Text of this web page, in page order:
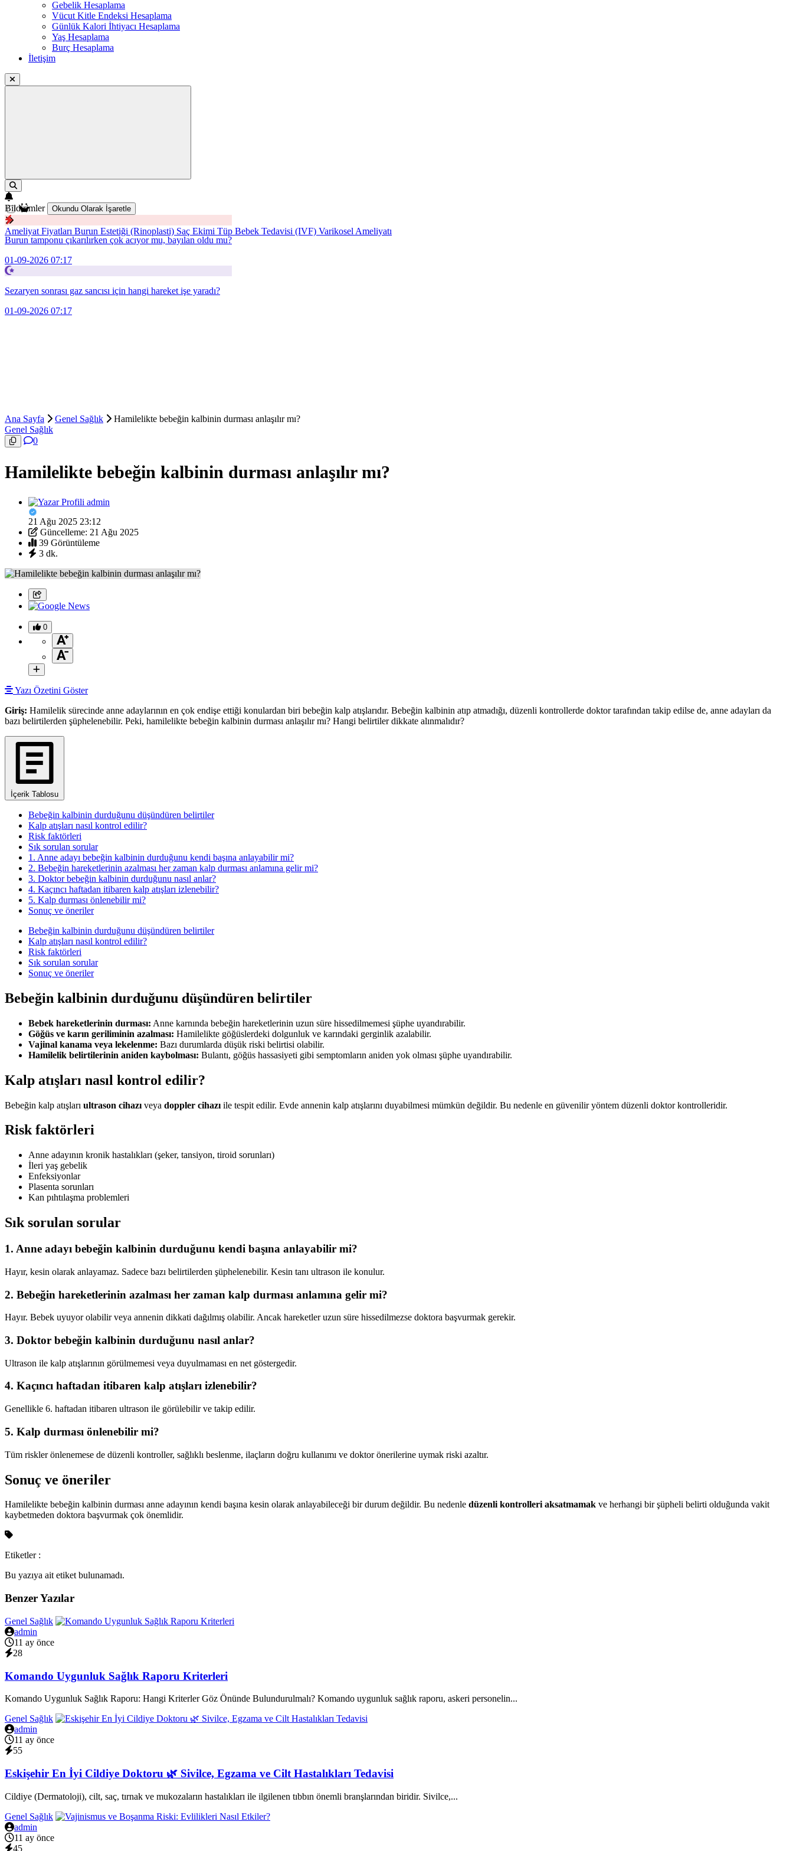
Gebelik Hesaplama
Vücut Kitle Endeksi Hesaplama
Günlük Kalori İhtiyacı Hesaplama
Yaş Hesaplama
Burç Hesaplama
İletişim
Bildirimler Okundu Olarak İşaretle
Burun tamponu çıkarılırken çok acıyor mu, bayılan oldu mu?
01-09-2026 07:17
Sezaryen sonrası gaz sancısı için hangi hareket işe yaradı?
01-09-2026 07:17
Ameliyat Fiyatları Burun Estetiği (Rinoplasti) Saç Ekimi Tüp Bebek Tedavisi (IVF) Varikosel Ameliyatı
Ana Sayfa Genel Sağlık
Hamilelikte bebeğin kalbinin durması anlaşılır mı?
Genel Sağlık
0
Hamilelikte bebeğin kalbinin durması anlaşılır mı?
admin
21 Ağu 2025 23:12
Güncelleme: 21 Ağu 2025
39 Görüntüleme
3 dk.
0
Yazı Özetini Göster
Giriş: Hamilelik sürecinde anne adaylarının en çok endişe ettiği konulardan biri bebeğin kalp atışlarıdır. Bebeğin kalbinin atıp atmadığı, düzenli kontrollerde doktor tarafından takip edilse de, anne adayları da
bazı belirtilerden şüphelenebilir. Peki, hamilelikte bebeğin kalbinin durması anlaşılır mı? Hangi belirtiler dikkate alınmalıdır?
İçerik Tablosu
Bebeğin kalbinin durduğunu düşündüren belirtiler
Kalp atışları nasıl kontrol edilir?
Risk faktörleri
Sık sorulan sorular
1. Anne adayı bebeğin kalbinin durduğunu kendi başına anlayabilir mi?
2. Bebeğin hareketlerinin azalması her zaman kalp durması anlamına gelir mi?
3. Doktor bebeğin kalbinin durduğunu nasıl anlar?
4. Kaçıncı haftadan itibaren kalp atışları izlenebilir?
5. Kalp durması önlenebilir mi?
Sonuç ve öneriler
Bebeğin kalbinin durduğunu düşündüren belirtiler
Kalp atışları nasıl kontrol edilir?
Risk faktörleri
Sık sorulan sorular
Sonuç ve öneriler
Bebeğin kalbinin durduğunu düşündüren belirtiler
Bebek hareketlerinin durması: Anne karnında bebeğin hareketlerinin uzun süre hissedilmemesi şüphe uyandırabilir.
Göğüs ve karın geriliminin azalması: Hamilelikte göğüslerdeki dolgunluk ve karındaki gerginlik azalabilir.
Vajinal kanama veya lekelenme: Bazı durumlarda düşük riski belirtisi olabilir.
Hamilelik belirtilerinin aniden kaybolması: Bulantı, göğüs hassasiyeti gibi semptomların aniden yok olması şüphe uyandırabilir.
Kalp atışları nasıl kontrol edilir?
Bebeğin kalp atışları ultrason cihazı veya doppler cihazı ile tespit edilir. Evde annenin kalp atışlarını duyabilmesi mümkün değildir. Bu nedenle en güvenilir yöntem düzenli doktor kontrolleridir.
Risk faktörleri
Anne adayının kronik hastalıkları (şeker, tansiyon, tiroid sorunları)
İleri yaş gebelik
Enfeksiyonlar
Plasenta sorunları
Kan pıhtılaşma problemleri
Sık sorulan sorular
1. Anne adayı bebeğin kalbinin durduğunu kendi başına anlayabilir mi?
Hayır, kesin olarak anlayamaz. Sadece bazı belirtilerden şüphelenebilir. Kesin tanı ultrason ile konulur.
2. Bebeğin hareketlerinin azalması her zaman kalp durması anlamına gelir mi?
Hayır. Bebek uyuyor olabilir veya annenin dikkati dağılmış olabilir. Ancak hareketler uzun süre hissedilmezse doktora başvurmak gerekir.
3. Doktor bebeğin kalbinin durduğunu nasıl anlar?
Ultrason ile kalp atışlarının görülmemesi veya duyulmaması en net göstergedir.
4. Kaçıncı haftadan itibaren kalp atışları izlenebilir?
Genellikle 6. haftadan itibaren ultrason ile görülebilir ve takip edilir.
5. Kalp durması önlenebilir mi?
Tüm riskler önlenemese de düzenli kontroller, sağlıklı beslenme, ilaçların doğru kullanımı ve doktor önerilerine uymak riski azaltır.
Sonuç ve öneriler
Hamilelikte bebeğin kalbinin durması anne adayının kendi başına kesin olarak anlayabileceği bir durum değildir. Bu nedenle düzenli kontrolleri aksatmamak ve herhangi bir şüpheli belirti olduğunda vakit
kaybetmeden doktora başvurmak çok önemlidir.
Etiketler :
Bu yazıya ait etiket bulunamadı.
Benzer Yazılar
Genel Sağlık
admin
11 ay önce
28
Komando Uygunluk Sağlık Raporu Kriterleri
Komando Uygunluk Sağlık Raporu: Hangi Kriterler Göz Önünde Bulundurulmalı? Komando uygunluk sağlık raporu, askeri personelin...
Genel Sağlık
admin
11 ay önce
55
Eskişehir En İyi Cildiye Doktoru 🌿 Sivilce, Egzama ve Cilt Hastalıkları Tedavisi
Cildiye (Dermatoloji), cilt, saç, tırnak ve mukozaların hastalıkları ile ilgilenen tıbbın önemli branşlarından biridir. Sivilce,...
Genel Sağlık
admin
11 ay önce
45